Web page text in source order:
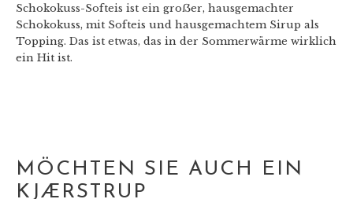
Schokokuss-Softeis ist ein groẞer, hausgemachter
Schokokuss, mit Softeis und hausgemachtem Sirup als
Topping. Das ist etwas, das in der Sommerwärme wirklich
ein Hit ist.
MÖCHTEN SIE AUCH EIN
KJÆRSTRUP